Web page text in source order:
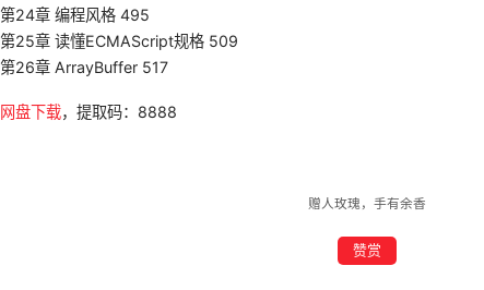
第24章 编程风格 495
第25章 读懂ECMAScript规格 509
第26章 ArrayBuffer 517
网盘下载，提取码：8888
赠人玫瑰，手有余香
赞赏